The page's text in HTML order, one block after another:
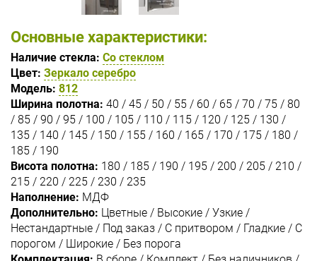
Основные характеристики:
Наличие стекла: Со стеклом
Цвет: Зеркало серебро
Модель: 812
Ширина полотна: 40 / 45 / 50 / 55 / 60 / 65 / 70 / 75 / 80
/ 85 / 90 / 95 / 100 / 105 / 110 / 115 / 120 / 125 / 130 /
135 / 140 / 145 / 150 / 155 / 160 / 165 / 170 / 175 / 180 /
185 / 190
Висота полотна: 180 / 185 / 190 / 195 / 200 / 205 / 210 /
215 / 220 / 225 / 230 / 235
Наполнение: МДФ
Дополнительно: Цветные / Высокие / Узкие /
Нестандартные / Под заказ / С притвором / Гладкие / С
порогом / Широкие / Без порога